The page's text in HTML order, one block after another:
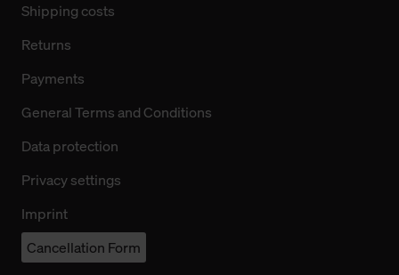
Shipping costs
Returns
Payments
General Terms and Conditions
Data protection
Privacy settings
Imprint
Cancellation Form